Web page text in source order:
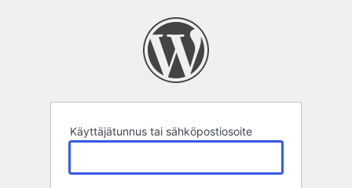
Käyttäjätunnus tai sähköpostiosoite